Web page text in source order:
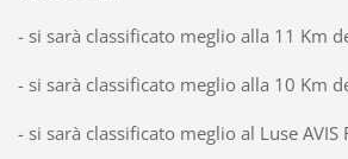
- si sarà classificato meglio alla 11 Km
- si sarà classificato meglio alla 10 Km
- si sarà classificato meglio al Luse AVIS